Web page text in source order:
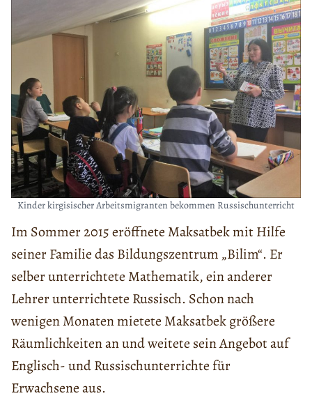
Kinder kirgisischer Arbeitsmigranten bekommen Russischunterricht
Im Sommer 2015 eröffnete Maksatbek mit Hilfe
seiner Familie das Bildungszentrum „Bilim“. Er
selber unterrichtete Mathematik, ein anderer
Lehrer unterrichtete Russisch. Schon nach
wenigen Monaten mietete Maksatbek größere
Räumlichkeiten an und weitete sein Angebot auf
Englisch- und Russischunterrichte für
Erwachsene aus.